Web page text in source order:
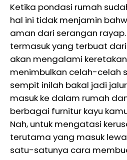
Ketika pondasi rumah
hal ini tidak menjamin
aman dari serangan
termasuk yang terbuat
akan mengalami
menimbulkan celah-celah
sempit inilah bakal jadi
masuk ke dalam rumah
berbagai furnitur kayu
Nah, untuk mengatasi
terutama yang masuk
satu-satunya cara